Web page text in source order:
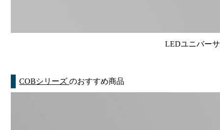
LEDユニバー
COBシリーズのおすすめ商品